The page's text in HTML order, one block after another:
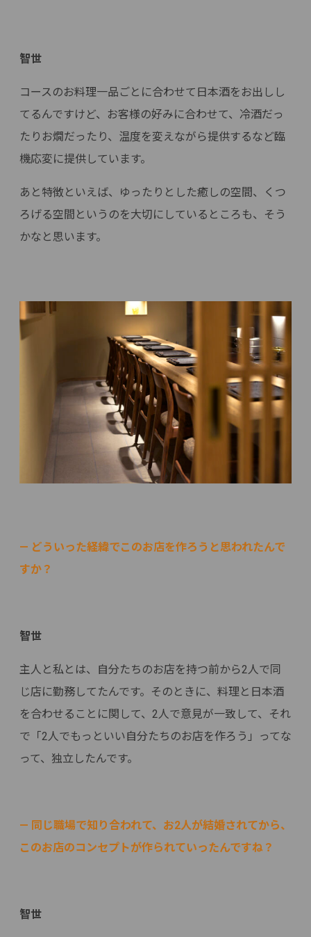
智世
コースのお料理一品ごとに合わせて日本酒をお出しし
てるんですけど、お客様の好みに合わせて、冷酒だっ
たりお燗だったり、温度を変えながら提供するなど臨
機応変に提供しています。
あと特徴といえば、ゆったりとした癒しの空間、くつ
ろげる空間というのを大切にしているところも、そう
かなと思います。
— どういった経緯でこのお店を作ろうと思われたんで
すか？
智世
主人と私とは、自分たちのお店を持つ前から2人で同
じ店に勤務してたんです。そのときに、料理と日本酒
を合わせることに関して、2人で意見が一致して、それ
で「2人でもっといい自分たちのお店を作ろう」ってな
って、独立したんです。
— 同じ職場で知り合われて、お2人が結婚されてから、
このお店のコンセプトが作られていったんですね？
智世